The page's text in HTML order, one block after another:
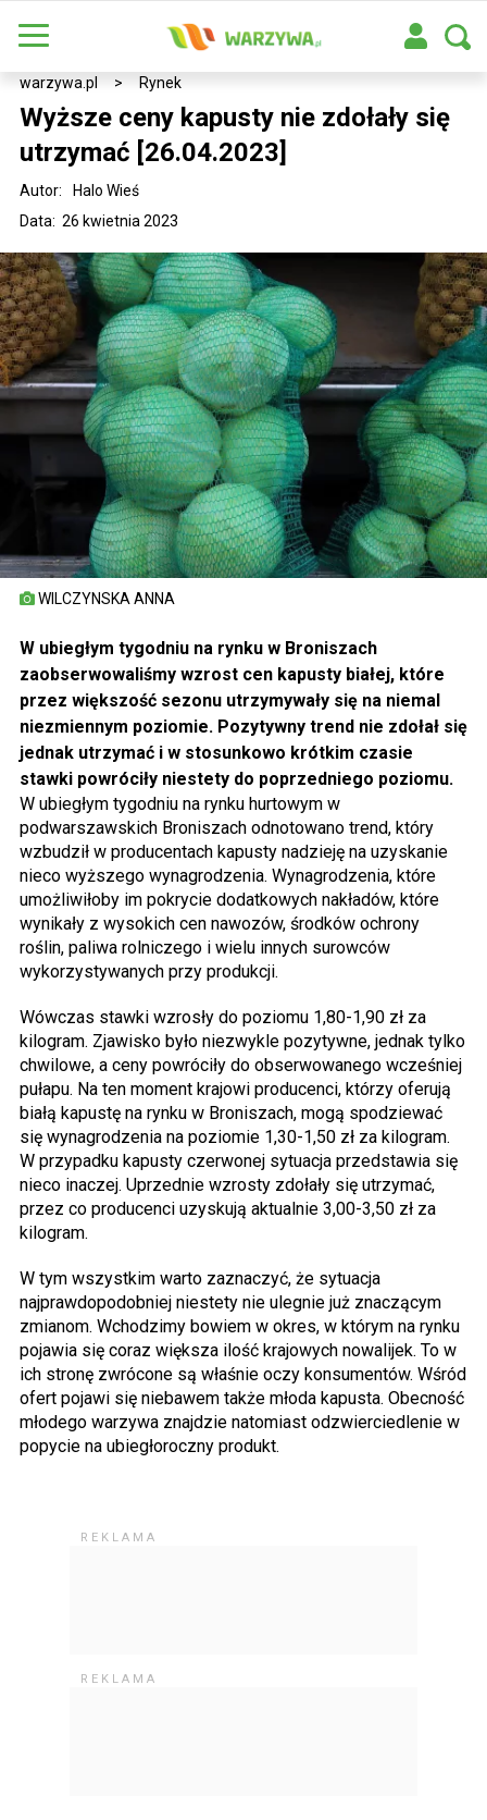
warzywa.pl > Rynek
WILCZYNSKA ANNA
Wyższe ceny kapusty nie zdołały się
utrzymać [26.04.2023]
Data: 26 kwietnia 2023
Autor: Halo Wieś
W ubiegłym tygodniu na rynku w Broniszach
zaobserwowaliśmy wzrost cen kapusty białej, które
przez większość sezonu utrzymywały się na niemal
niezmiennym poziomie. Pozytywny trend nie zdołał się
jednak utrzymać i w stosunkowo krótkim czasie
stawki powróciły niestety do poprzedniego poziomu.
W ubiegłym tygodniu na rynku hurtowym w
podwarszawskich Broniszach odnotowano trend, który
wzbudził w producentach kapusty nadzieję na uzyskanie
nieco wyższego wynagrodzenia. Wynagrodzenia, które
umożliwiłoby im pokrycie dodatkowych nakładów, które
wynikały z wysokich cen nawozów, środków ochrony
roślin, paliwa rolniczego i wielu innych surowców
wykorzystywanych przy produkcji.
Wówczas stawki wzrosły do poziomu 1,80-1,90 zł za
kilogram. Zjawisko było niezwykle pozytywne, jednak tylko
chwilowe, a ceny powróciły do obserwowanego wcześniej
pułapu. Na ten moment krajowi producenci, którzy oferują
białą kapustę na rynku w Broniszach, mogą spodziewać
się wynagrodzenia na poziomie 1,30-1,50 zł za kilogram.
W przypadku kapusty czerwonej sytuacja przedstawia się
nieco inaczej. Uprzednie wzrosty zdołały się utrzymać,
przez co producenci uzyskują aktualnie 3,00-3,50 zł za
kilogram.
W tym wszystkim warto zaznaczyć, że sytuacja
najprawdopodobniej niestety nie ulegnie już znaczącym
zmianom. Wchodzimy bowiem w okres, w którym na rynku
pojawia się coraz większa ilość krajowych nowalijek. To w
ich stronę zwrócone są właśnie oczy konsumentów. Wśród
ofert pojawi się niebawem także młoda kapusta. Obecność
młodego warzywa znajdzie natomiast odzwierciedlenie w
popycie na ubiegłoroczny produkt.